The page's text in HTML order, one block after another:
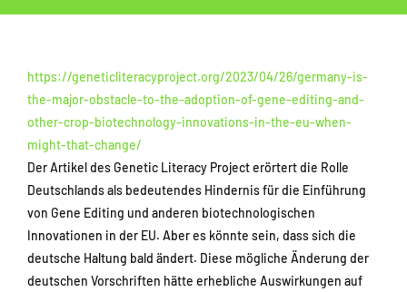
https://geneticliteracyproject.org/2023/04/26/germany-is-
the-major-obstacle-to-the-adoption-of-gene-editing-and-
other-crop-biotechnology-innovations-in-the-eu-when-
might-that-change/
Der Artikel des Genetic Literacy Project erörtert die Rolle
Deutschlands als bedeutendes Hindernis für die Einführung
von Gene Editing und anderen biotechnologischen
Innovationen in der EU. Aber es könnte sein, dass sich die
deutsche Haltung bald ändert. Diese mögliche Änderung der
deutschen Vorschriften hätte erhebliche Auswirkungen auf